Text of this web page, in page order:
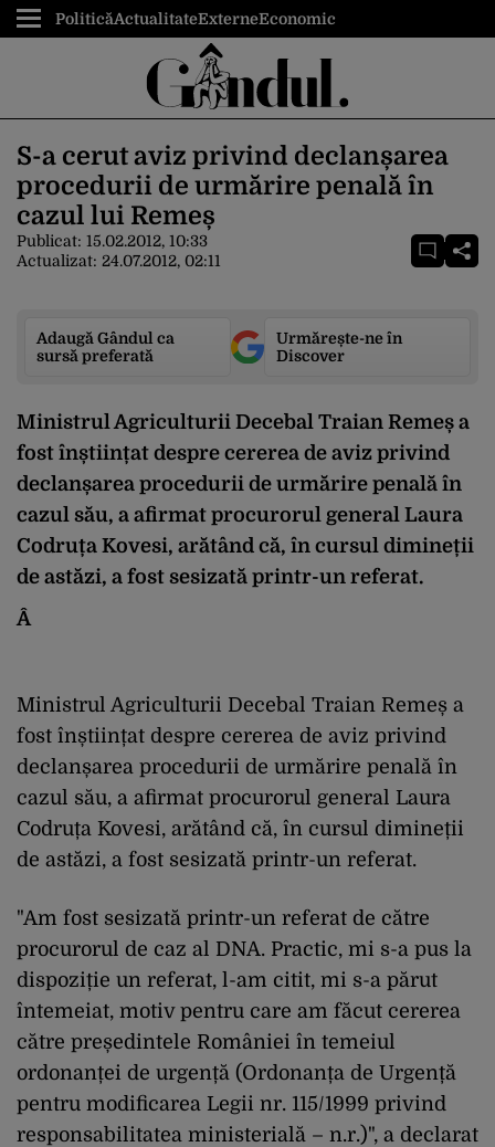
PoliticăActualitateExterneEconomic
S-a cerut aviz privind declanșarea
procedurii de urmărire penală în
cazul lui Remeș
Publicat: 15.02.2012, 10:33
Actualizat: 24.07.2012, 02:11
Adaugă Gândul ca
sursă preferată
Urmărește-ne în
Discover
Ministrul Agriculturii Decebal Traian Remeș a
fost înștiințat despre cererea de aviz privind
declanșarea procedurii de urmărire penală în
cazul său, a afirmat procurorul general Laura
Codruța Kovesi, arătând că, în cursul dimineții
de astăzi, a fost sesizată printr-un referat.
Â
Ministrul Agriculturii Decebal Traian Remeș a
fost înștiințat despre cererea de aviz privind
declanșarea procedurii de urmărire penală în
cazul său, a afirmat procurorul general Laura
Codruța Kovesi, arătând că, în cursul dimineții
de astăzi, a fost sesizată printr-un referat.
"Am fost sesizată printr-un referat de către
procurorul de caz al DNA. Practic, mi s-a pus la
dispoziție un referat, l-am citit, mi s-a părut
întemeiat, motiv pentru care am făcut cererea
către președintele României în temeiul
ordonanței de urgență (Ordonanța de Urgență
pentru modificarea Legii nr. 115/1999 privind
responsabilitatea ministerială – n.r.)", a declarat